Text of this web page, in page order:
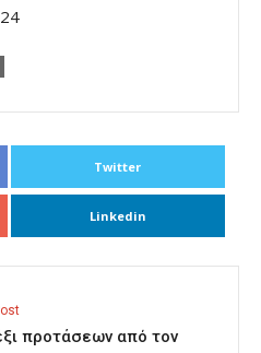
Twitter
Linkedin
προτάσεων από τον